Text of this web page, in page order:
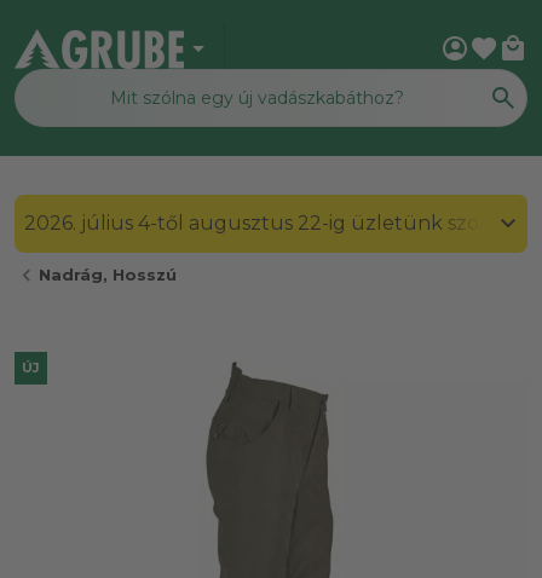
arrow_drop_down account_circlefavorite local_mall
2026. július 4-től augusztus 22-ig üzletünk
chevron_left Nadrág, Hosszú
ÚJ